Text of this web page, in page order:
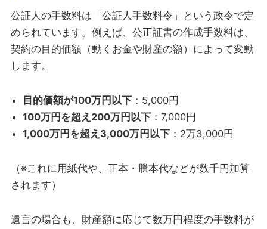
公証人の手数料は「公証人手数料令」という政令で定
められています。例えば、公正証書の作成手数料は、
契約の目的価額（動くお金や財産の額）によって変動
します。
目的価額が100万円以下 ：5,000円
100万円を超え200万円以下 ：7,000円
1,000万円を超え3,000万円以下 ：2万3,000円
（※これに用紙代や、正本・謄本代などが数千円加算
されます）
遺言の場合も、財産額に応じて数万円程度の手数料が